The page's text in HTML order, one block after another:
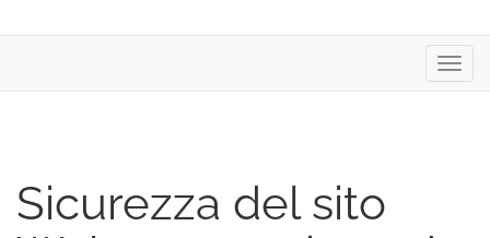
Attiva
Sicurezza del sito